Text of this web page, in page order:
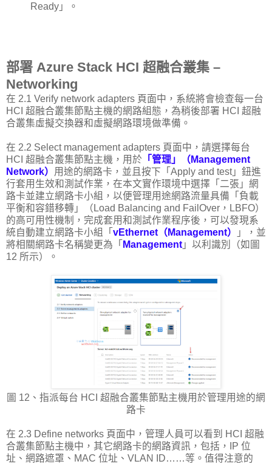
Ready」。
部署 Azure Stack HCI 超融合叢集 –
Networking
在 2.1 Verify network adapters 頁面中，系統將會檢查每一台
HCI 超融合叢集節點主機的網路組態，為稍後部署 HCI 超融
合叢集虛擬交換器和虛擬網路環境做準備。
在 2.2 Select management adapters 頁面中，請選擇每台
HCI 超融合叢集節點主機，用於 「管理」（Management
Network） 用途的網路卡，並且按下「Apply and test」鈕進
行套用生效和測試作業，在本文實作環境中選擇「二張」網
路卡並建立網路卡小組，以便管理用途網路流量具備「負載
平衡和容錯移轉」（Load Balancing and FailOver，LBFO）
的高可用性機制，完成套用和測試作業程序後，可以發現系
統自動建立網路卡小組「 vEthernet（Management）
」，並
將相關網路卡名稱變更為「 Management 」以利識別（如圖
12 所示）。
圖 12、指派每台 HCI 超融合叢集節點主機用於管理用途的網
路卡
在 2.3 Define networks 頁面中，管理人員可以看到 HCI 超融
合叢集節點主機中，其它網路卡的網路資訊，包括，IP 位
址、網路遮罩、MAC 位址、VLAN ID……等。值得注意的